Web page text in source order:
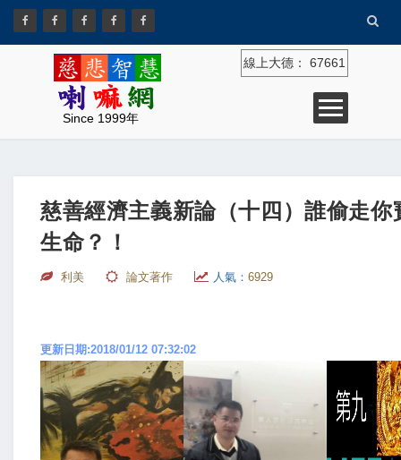
Since 1999年
線上大德： 67661
慈善經濟主義新論（十四）誰偷走你
生命？！
利美 論文著作 人氣： 6929
更新日期:2018/01/12 07:32:02